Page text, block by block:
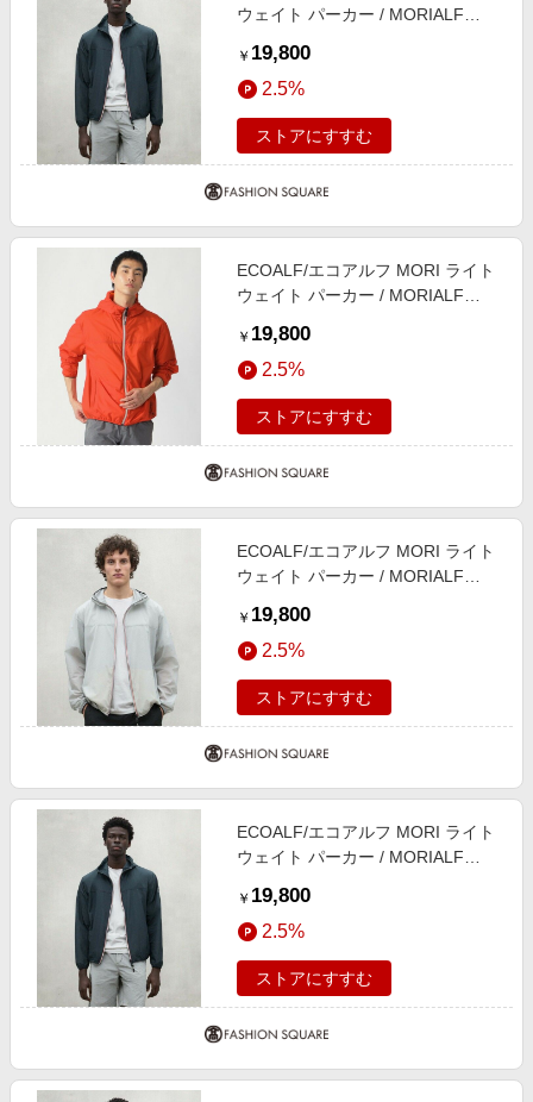
ウェイト パーカー / MORIALF
￥ 19,800
2.5%
ストアにすすむ
ECOALF/エコアルフ MORI ライト
ウェイト パーカー / MORIALF
￥ 19,800
2.5%
ストアにすすむ
ECOALF/エコアルフ MORI ライト
ウェイト パーカー / MORIALF
￥ 19,800
2.5%
ストアにすすむ
ECOALF/エコアルフ MORI ライト
ウェイト パーカー / MORIALF
￥ 19,800
2.5%
ストアにすすむ